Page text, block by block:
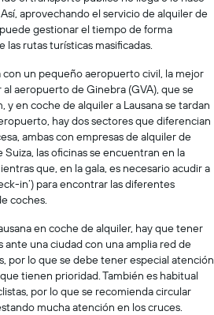
aprovechando el servicio de alquiler de
gestionar el tiempo de forma
rutas turísticas masificadas.
con un pequeño aeropuerto civil, la mejor
aeropuerto de Ginebra (GVA), que se
y en coche de alquiler a Lausana se tardan
hay dos sectores que diferencian
ambas con empresas de alquiler de
Suiza, las oficinas se encuentran en la
que, en la gala, es necesario acudir a
in’) para encontrar las diferentes
coches.
en coche de alquiler, hay que tener
una ciudad con una amplia red de
por lo que se debe tener especial atención
tienen prioridad. También es habitual
por lo que se recomienda circular
mucha atención en los cruces.